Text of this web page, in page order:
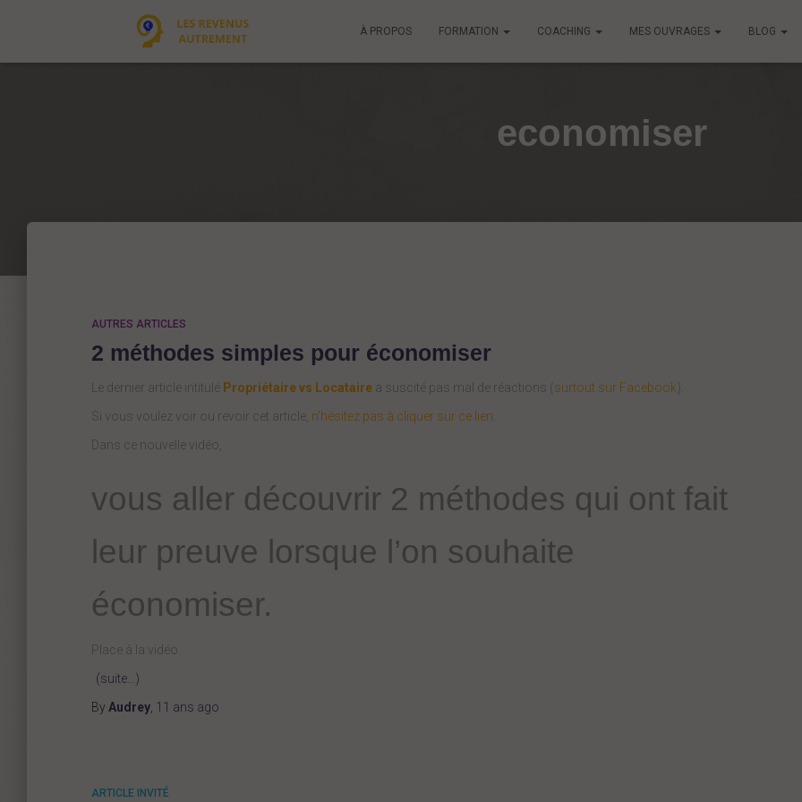
À PROPOS FORMATION COACHING MES OUVRAGES BLOG
economiser
AUTRES ARTICLES
2 méthodes simples pour économiser
Le dernier article intitulé Propriétaire vs Locataire a suscité pas mal de réactions ( surtout sur Facebook ).
Si vous voulez voir ou revoir cet article, n’hésitez pas à cliquer sur ce lien
Dans ce nouvelle vidéo,
vous aller découvrir 2 méthodes qui ont fait
leur preuve lorsque l’on souhaite
économiser.
Place à la vidéo.
(suite…)
By Audrey 11 ans ago
ARTICLE INVITÉ